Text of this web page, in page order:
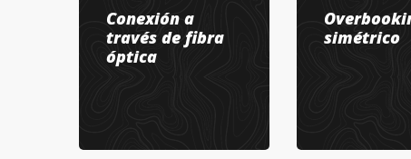
Conexión a
través de fibra
óptica
simétrico